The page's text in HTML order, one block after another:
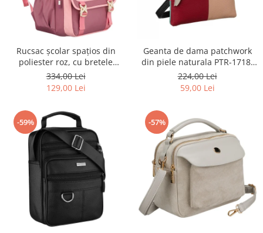
Rucsac școlar spațios din
poliester roz, cu bretele
reglabile - Peterson PTR-PTN
8610-1327 PINK
334,00 Lei
129,00 Lei
Geanta de dama patchwork
din piele naturala PTR-1718-
SKL-6922 MULTI
224,00 Lei
59,00 Lei
-59% -57%